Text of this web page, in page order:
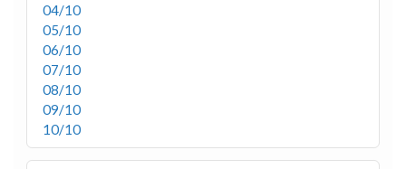
04/10
05/10
06/10
07/10
08/10
09/10
10/10